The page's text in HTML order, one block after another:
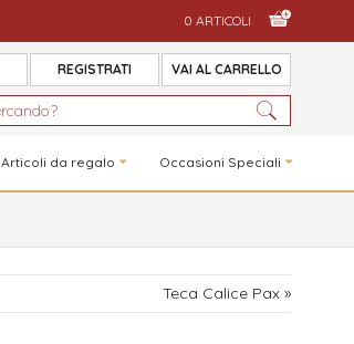
0 ARTICOLI
REGISTRATI VAI AL CARRELLO
Articoli da regalo Occasioni Speciali
Teca Calice Pax »